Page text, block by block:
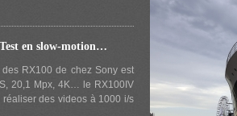
en slow-motion…
RX100 de chez Sony est
20,1 Mpx, 4K… le RX100IV
des videos à 1000 i/s